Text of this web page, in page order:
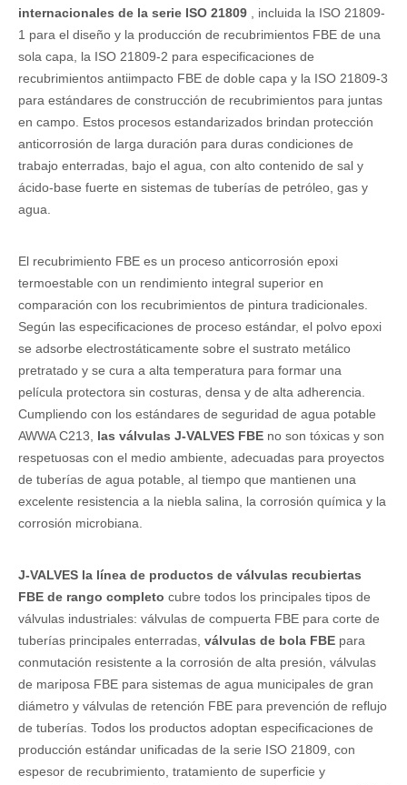
internacionales de la serie ISO 21809 , incluida la ISO 21809-
1 para el diseño y la producción de recubrimientos FBE de una
sola capa, la ISO 21809-2 para especificaciones de
recubrimientos antiimpacto FBE de doble capa y la ISO 21809-3
para estándares de construcción de recubrimientos para juntas
en campo. Estos procesos estandarizados brindan protección
anticorrosión de larga duración para duras condiciones de
trabajo enterradas, bajo el agua, con alto contenido de sal y
ácido-base fuerte en sistemas de tuberías de petróleo, gas y
agua.
El recubrimiento FBE es un proceso anticorrosión epoxi
termoestable con un rendimiento integral superior en
comparación con los recubrimientos de pintura tradicionales.
Según las especificaciones de proceso estándar, el polvo epoxi
se adsorbe electrostáticamente sobre el sustrato metálico
pretratado y se cura a alta temperatura para formar una
película protectora sin costuras, densa y de alta adherencia.
Cumpliendo con los estándares de seguridad de agua potable
AWWA C213, las válvulas J-VALVES FBE no son tóxicas y son
respetuosas con el medio ambiente, adecuadas para proyectos
de tuberías de agua potable, al tiempo que mantienen una
excelente resistencia a la niebla salina, la corrosión química y la
corrosión microbiana.
J-VALVES la línea de productos de válvulas recubiertas
FBE de rango completo cubre todos los principales tipos de
válvulas industriales: válvulas de compuerta FBE para corte de
tuberías principales enterradas, válvulas de bola FBE para
conmutación resistente a la corrosión de alta presión, válvulas
de mariposa FBE para sistemas de agua municipales de gran
diámetro y válvulas de retención FBE para prevención de reflujo
de tuberías. Todos los productos adoptan especificaciones de
producción estándar unificadas de la serie ISO 21809, con
espesor de recubrimiento, tratamiento de superficie y